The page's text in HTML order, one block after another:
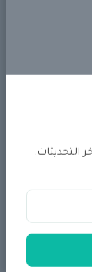
أو النمو
التحديثات.